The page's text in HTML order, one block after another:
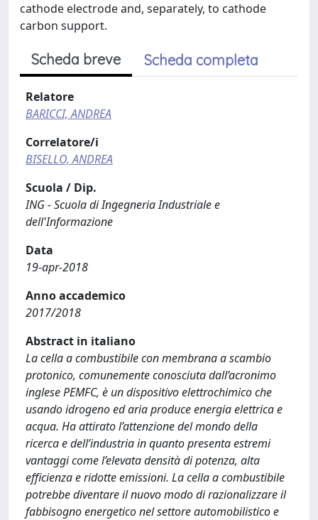
cathode electrode and, separately, to cathode
carbon support.
Scheda breve Scheda completa
Relatore
BARICCI, ANDREA
Correlatore/i
BISELLO, ANDREA
Scuola / Dip.
ING - Scuola di Ingegneria Industriale e
dell'Informazione
Data
19-apr-2018
Anno accademico
2017/2018
Abstract in italiano
La cella a combustibile con membrana a scambio
protonico, comunemente conosciuta dall’acronimo
inglese PEMFC, è un dispositivo elettrochimico che
usando idrogeno ed aria produce energia elettrica e
acqua. Ha attirato l’attenzione del mondo della
ricerca e dell’industria in quanto presenta estremi
vantaggi come l’elevata densità di potenza, alta
efficienza e ridotte emissioni. La cella a combustibile
potrebbe diventare il nuovo modo di razionalizzare il
fabbisogno energetico nel settore automobilistico e